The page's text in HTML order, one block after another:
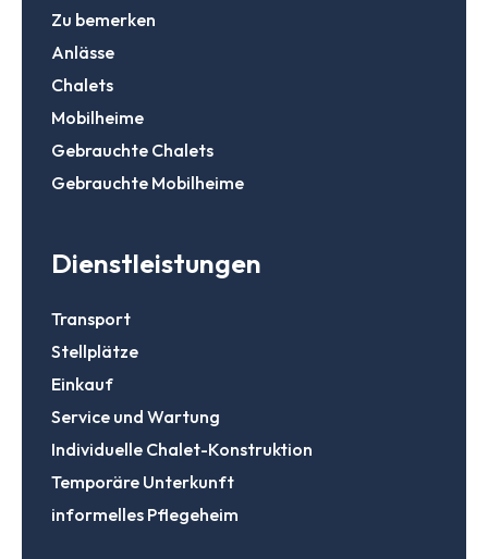
Zu bemerken
Anlässe
Chalets
Mobilheime
Gebrauchte Chalets
Gebrauchte Mobilheime
Dienstleistungen
Transport
Stellplätze
Einkauf
Service und Wartung
Individuelle Chalet-Konstruktion
Temporäre Unterkunft
informelles Pflegeheim